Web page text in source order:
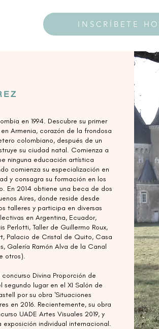
INSCRÍBETE
en 1994. Descubre su primer
Armenia, corazón de la frondosa
colombiano, después de un
su ciudad natal. Comienza a
ninguna educación artística
comienza su especialización en
y consagra su formación en los
En 2014 obtiene una beca de dos
Aires, donde reside desde
talleres y participa en diversas
en Argentina, Ecuador,
Perlotti, Taller de Guillermo Roux,
Palacio de Cristal de Quito, Casa
Galería Ramón Alva de la Canal
otros).
Divina Proporción de
segundo lugar en el XI Salón de
por su obra 'Situaciones
en 2016. Recientemente, su obra
UADE Artes Visuales 2019, y
individual internacional.